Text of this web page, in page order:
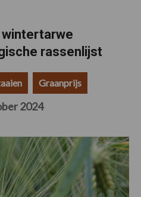
rassenlijst
Graanprijs
2024